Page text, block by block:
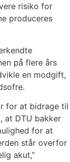
risiko for
produceres
på flere års
en modgift,
for at bidrage til
at DTU bakker
for at
står overfor
akut,”